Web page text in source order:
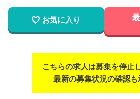
お気に入り
こちらの求人は募集を停止
最新の募集状況の確認も